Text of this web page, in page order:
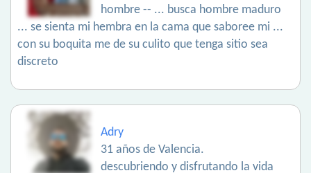
hombre -- ... busca hombre maduro
... se sienta mi hembra en la cama que saboree mi ...
con su boquita me de su culito que tenga sitio sea
discreto
Adry
31 años de Valencia.
descubriendo y disfrutando la vida